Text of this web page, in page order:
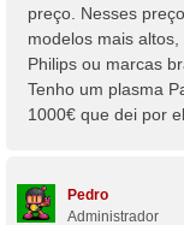
g
e
m
preço. Nesses
modelos mais
Philips ou marcas
Tenho um plasma
1000€ que dei por
Pedro
Administrador